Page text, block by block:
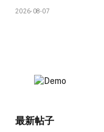
2026-08-07
最新帖子